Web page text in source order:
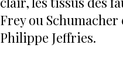
Frey ou
Philippe Jeffries.